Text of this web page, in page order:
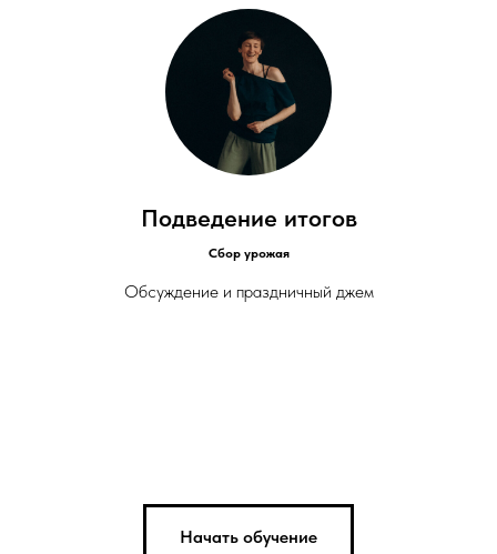
Подведение итогов
Сбор урожая
Обсуждение и праздничный джем
Начать обучение